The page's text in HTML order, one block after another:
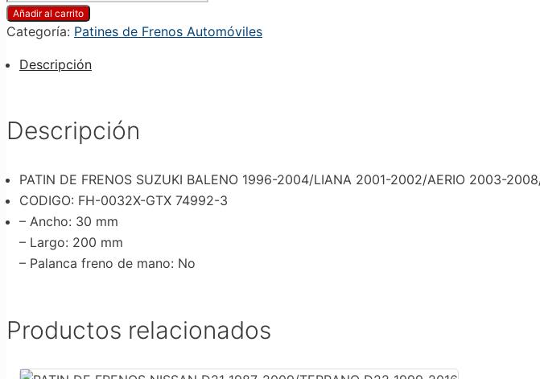
Añadir al carrito
Categoría: Patines de Frenos Automóviles
Descripción
Descripción
PATIN DE FRENOS SUZUKI BALENO 1996-2004/LIANA 2001-2002/AERIO 2003-
CODIGO: FH-0032X-GTX 74992-3
– Ancho: 30 mm
– Largo: 200 mm
– Palanca freno de mano: No
Productos relacionados